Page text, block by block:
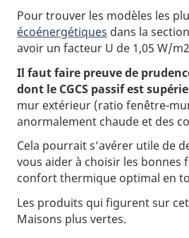
Pour trouver les modèles les
écoénergétiques dans la
avoir un facteur U de 1,05 W/
Il faut faire preuve de
dont le CGCS passif est
mur extérieur (ratio fenêtre-
anormalement chaude et des
Cela pourrait s’avérer utile de
vous aider à choisir les bonnes
confort thermique optimal en
Les produits qui figurent sur
Maisons plus vertes.